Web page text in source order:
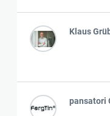
Klaus
pansatori